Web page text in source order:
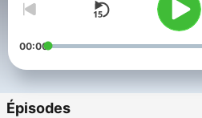
00:00
Épisodes